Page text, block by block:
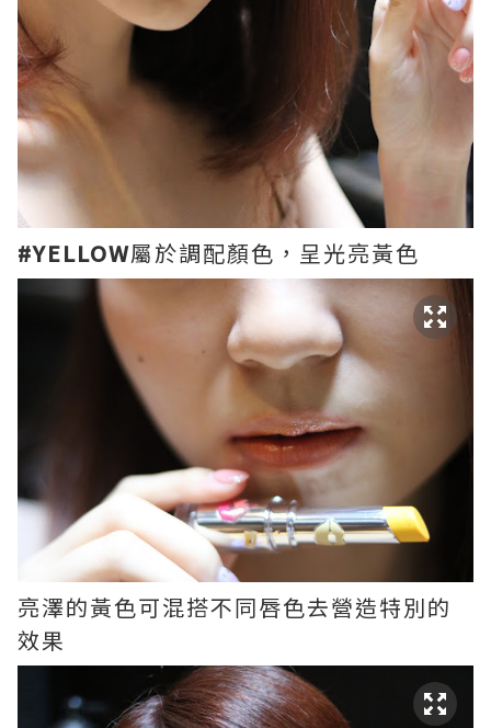
#YELLOW屬於調配顏色，呈光亮黃色
亮澤的黃色可混搭不同唇色去營造特別的
效果